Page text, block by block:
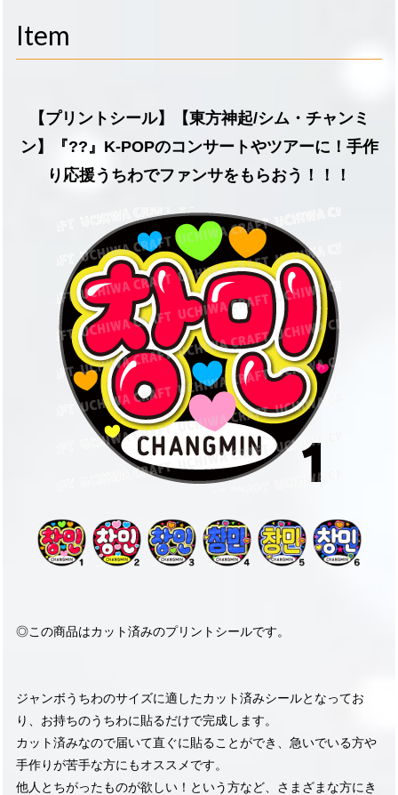
Item
【プリントシール】【東方神起/シム・チャンミ
ン】『??』K-POPのコンサートやツアーに！手作
り応援うちわでファンサをもらおう！！！
◎この商品はカット済みのプリントシールです。
ジャンボうちわのサイズに適したカット済みシールとなってお
り、お持ちのうちわに貼るだけで完成します。
カット済みなので届いて直ぐに貼ることができ、急いでいる方や
手作りが苦手な方にもオススメです。
他人とちがったものが欲しい！という方など、さまざまな方にき